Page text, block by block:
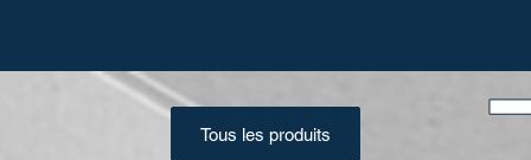
Tous les produits